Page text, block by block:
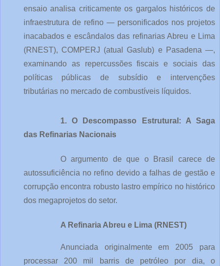
ensaio analisa criticamente os gargalos históricos de
infraestrutura de refino — personificados nos projetos
inacabados e escândalos das refinarias Abreu e Lima
(RNEST), COMPERJ (atual Gaslub) e Pasadena —,
examinando as repercussões fiscais e sociais das
políticas públicas de subsídio e intervenções
tributárias no mercado de combustíveis líquidos.
1. O Descompasso Estrutural: A Saga
das Refinarias Nacionais
O argumento de que o Brasil carece de
autossuficiência no refino devido a falhas de gestão e
corrupção encontra robusto lastro empírico no histórico
dos megaprojetos do setor.
A Refinaria Abreu e Lima (RNEST)
Anunciada originalmente em 2005 para
processar 200 mil barris de petróleo por dia, o